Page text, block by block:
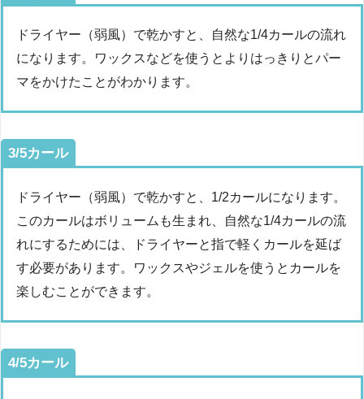
ドライヤー（弱風）で乾かすと、自然な1/4カールの流れ
になります。ワックスなどを使うとよりはっきりとパー
マをかけたことがわかります。
3/5カール
ドライヤー（弱風）で乾かすと、1/2カールになります。
このカールはボリュームも生まれ、自然な1/4カールの流
れにするためには、ドライヤーと指で軽くカールを延ば
す必要があります。ワックスやジェルを使うとカールを
楽しむことができます。
4/5カール